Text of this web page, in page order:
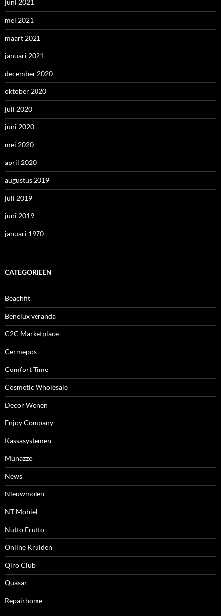
juni 2021
mei 2021
maart 2021
januari 2021
december 2020
oktober 2020
juli 2020
juni 2020
mei 2020
april 2020
augustus 2019
juli 2019
juni 2019
januari 1970
CATEGORIEËN
Beachfit
Benelux veranda
C2C Marketplace
Cermepos
Comfort Time
Cosmetic Wholesale
Decor Wonen
Enjoy Company
Kassasystemen
Munazzo
News
Nieuwmolen
NT Mobiel
Nutto Frutto
Online Kruiden
Qiro Club
Quasar
Repairhome